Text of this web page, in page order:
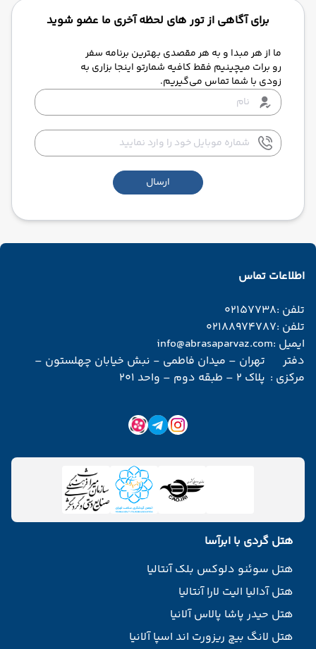
برای آگاهی از تور های لحظه آخری ما عضو شوید
ما از هر مبدا و به هر مقصدی بهترین برنامه سفر
رو برات میچینیم فقط کافیه شمارتو اینجا بزاری به
زودی با شما تماس می‌گیریم.
ارسال
اطلاعات تماس
تلفن :02157738
تلفن :02188974787
ایمیل :info@abrasaparvaz.com
دفتر
مرکزی :
تهران – میدان فاطمی - نبش خیابان چهلستون –
پلاک 2 – طبقه دوم – واحد 201
هتل گردی با ابرآسا
هتل سوئنو دلوکس بلک آنتالیا
هتل آدالیا الیت لارا آنتالیا
هتل حیدر پاشا پالاس آلانیا
هتل لانگ بیچ ریزورت اند اسپا آلانیا